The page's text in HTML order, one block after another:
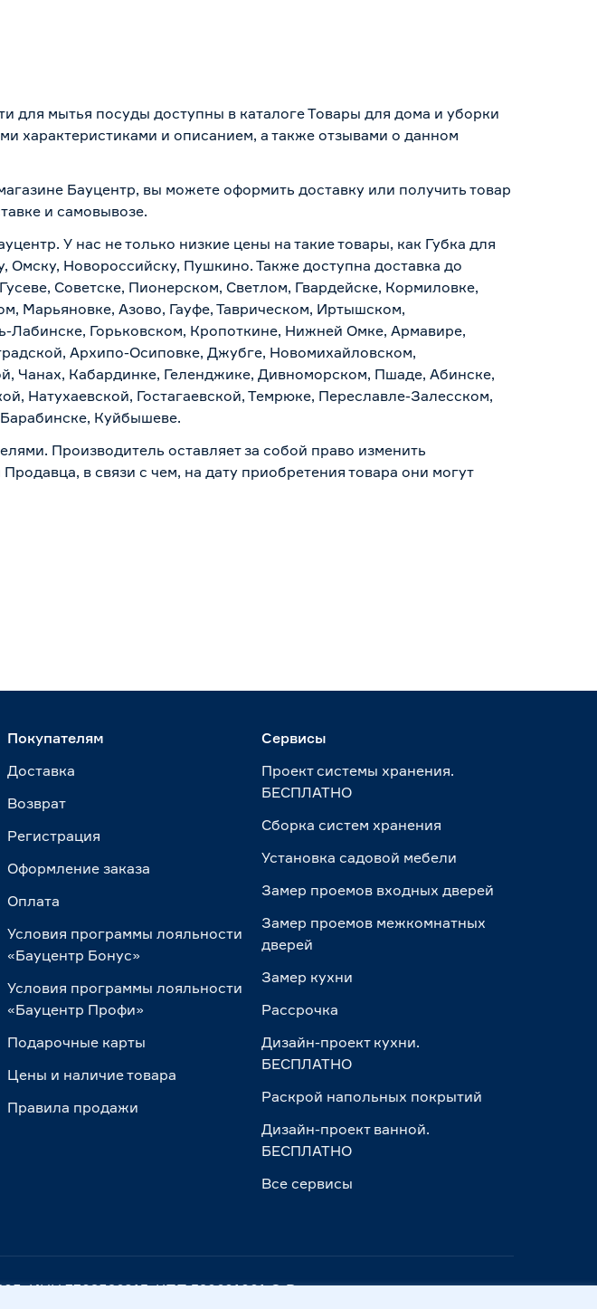
для мытья посуды доступны в каталоге Товары для дома и уборки
характеристиками и описанием, а также отзывами о данном
Бауцентр, вы можете оформить доставку или получить товар
и самовывозе.
У нас не только низкие цены на такие товары, как Губка для
Новороссийску, Пушкино. Также доступна доставка до
Советске, Пионерском, Светлом, Гвардейске, Кормиловке,
Марьяновке, Азово, Гауфе, Таврическом, Иртышском,
Лабинске, Горьковском, Кропоткине, Нижней Омке, Армавире,
Архипо-Осиповке, Джубге, Новомихайловском,
Чанах, Кабардинке, Геленджике, Дивноморском, Пшаде, Абинске,
Натухаевской, Гостагаевской, Темрюке, Переславле-Залесском,
Куйбышеве.
Производитель оставляет за собой право изменить
в связи с чем, на дату приобретения товара они могут
Покупателям
Доставка
Возврат
Регистрация
Оформление заказа
Оплата
Условия программы лояльности
«Бауцентр Бонус»
Условия программы лояльности
«Бауцентр Профи»
Подарочные карты
Цены и наличие товара
Правила продажи
Сервисы
Проект системы хранения.
БЕСПЛАТНО
Сборка систем хранения
Установка садовой мебели
Замер проемов входных дверей
Замер проемов межкомнатных
дверей
Замер кухни
Рассрочка
Дизайн-проект кухни.
БЕСПЛАТНО
Раскрой напольных покрытий
Дизайн-проект ванной.
БЕСПЛАТНО
Все сервисы
ИНН 7702596813, КПП 390601001 © Все права защищены